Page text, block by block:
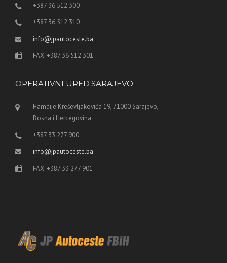
+387 36 512 300
+387 36 512 310
info@jpautoceste.ba
FAX: +387 36 512 301
OPERATIVNI URED SARAJEVO
Hamdije Kreševljakovića 19, 71000 Sarajevo,
Bosna i Hercegovina
+387 33 277 900
info@jpautoceste.ba
FAX: +387 33 277 901